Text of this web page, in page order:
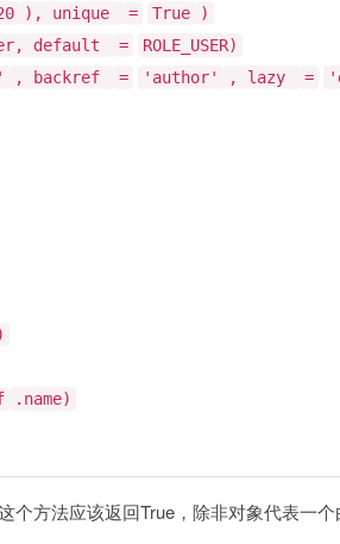
), unique = True
)
default =
ROLE_USER)
, backref = 'author' , lazy =
.name)
个方法应该返回True，除非对象代表一